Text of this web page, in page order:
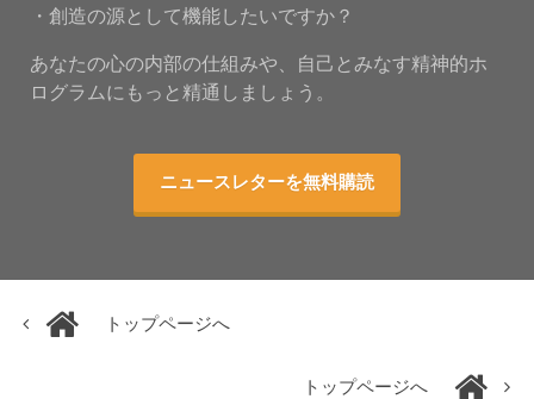
・創造の源として機能したいですか？
あなたの心の内部の仕組みや、自己とみなす精神的ホ
ログラムにもっと精通しましょう。
ニュースレターを無料購読
トップページへ
トップページへ